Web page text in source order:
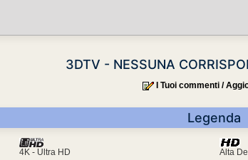
3DTV - NESSUNA
I Tuoi commenti /
Legenda
4K - Ultra HD Alta